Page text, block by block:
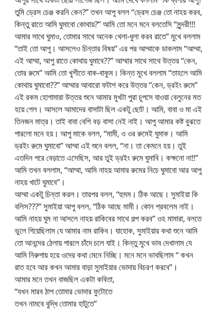
তুমি ড্রেস চেঞ্জ করনি কেন?” তখন আপু বলল “ড্রেস চেঞ্জ তো নাহয় করব,
কিন্তু রাতে আমি ঘুমাবো কোথায়?” আমি তো মনে মনে বলতেসি “সুন্দরী!!!
আমার সাথে ঘুমাও, তোমার সাথে অনেক খেলা-ধুলা করব রাতে” মুখে বললাম
“তাই তো আপু। আসলেও চিন্তার বিষয়” এর পর আম্মাকে ডাকলাম “আম্মা,
এই আম্মা, আপু রাতে কোথায় ঘুমাবে??” আম্মার সাথে সাথে উত্তর “কেন,
তোর রুমে” আমি তো খুশীতে বাক-বাকুম। কিন্ত মুখে বললাম “তাহলে আমি
কোথায় ঘুমাবো??” আম্মার আবারো ফটাশ করে উত্তর “কেন, ড্রইং রুমে”
এই রকম হোগামারা উত্তর শুনে আমার মুখটা পুরা চুপসে যাওয়া বেলুনের মত
হয়ে গেল। আসলে আমাদের বাসাটা ছিল একটু ছোট। আমি, বাবা ও মা এই
তিনজন মাত্র। তাই বাবা বেশি বড় বাসা নেই নাই। আপু আমার কষ্ট বুঝতে
পারলো মনে হয়। আপু মাকে বলল, “মামী, ও ওর রুমেই ঘুমাক। আমি
ড্রইং রুমে ঘুমাবো” আম্মা এই শুনে বলল, “না। তা কেমনে হয়। তুই
এতদিন পরে বেড়াতে এসেছিস, আর তুই ড্রইং রুমে ঘুমাবি। কক্ষনো না!!”
আমি তখন বললাম, “আম্মা, আমি নাহয় আমার রুমের নিচে ঘুমাবো আর আপু
নাহয় খাটে ঘুমাবে”।
আম্মা একটু চিন্তা করল। তারপর বলল, “হুমম। ঠিক আছে। সুমাইয়া কি
বলিস???” সুমাইয়া আপু বলল, “ঠিক আছে মামী। কোন প্রবলেম নাই।
আমি নাহয় ঘুম না আসলে নাহয় রাকিবের সাথে গল্প করব” ওহ মামারা, বলতে
ভুলে গিয়েছিলাম যে আমার নাম রাকিব। যাহোক, সুমাইয়ার কথা শুনে আমি
তো আনন্দের ঠেলায় পারলে চাঁদে চলে যাই। কিন্তু মুখে ভাব দেখালাম যে
আমি নিরুপায় হয়ে ওদের কথা মেনে নিচ্ছি। মনে মনে ভাবছিলাম “ কখন
রাত হবে আর কখন আমার বাড়া সুমাইয়ার ভোদায় বিচরণ করবে”।
আমার মনে তখন বাজছিল একটা কবিতা,
“যখন মারব ঠাপ তোমার ভোদার ফুটোতে
তখন নামবে বুদ্ধি তোমার হাটুতে”